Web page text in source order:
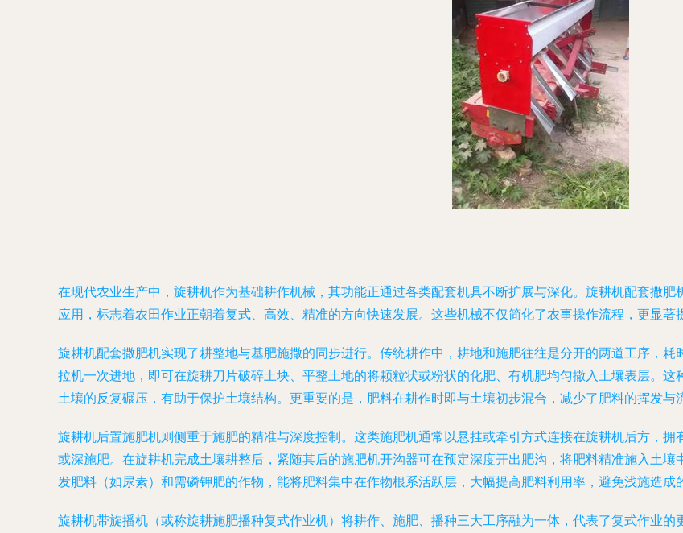
在现代农业生产中，旋耕机作为基础耕作机械，其功能正通过各类配套机具不断扩展与深化。旋耕机配套撒
应用，标志着农田作业正朝着复式、高效、精准的方向快速发展。这些机械不仅简化了农事操作流程，更显著
旋耕机配套撒肥机实现了耕整地与基肥施撒的同步进行。传统耕作中，耕地和施肥往往是分开的两道工序，
拉机一次进地，即可在旋耕刀片破碎土块、平整土地的将颗粒状或粉状的化肥、有机肥均匀撒入土壤表层。
土壤的反复碾压，有助于保护土壤结构。更重要的是，肥料在耕作时即与土壤初步混合，减少了肥料的挥发与
旋耕机后置施肥机则侧重于施肥的精准与深度控制。这类施肥机通常以悬挂或牵引方式连接在旋耕机后方，
或深施肥。在旋耕机完成土壤耕整后，紧随其后的施肥机开沟器可在预定深度开出肥沟，将肥料精准施入土
发肥料（如尿素）和需磷钾肥的作物，能将肥料集中在作物根系活跃层，大幅提高肥料利用率，避免浅施造成
旋耕机带旋播机 （或称旋耕施肥播种复式作业机）将耕作、施肥、播种三大工序融为一体，代表了复式作业